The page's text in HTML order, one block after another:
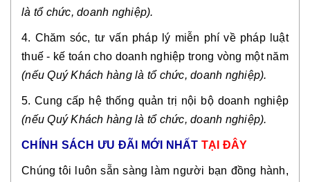
là tổ chức, doanh nghiệp).
4. Chăm sóc, tư vấn pháp lý miễn phí về pháp luật
thuế - kế toán cho doanh nghiệp trong vòng một năm
(nếu Quý Khách hàng là tổ chức, doanh nghiệp).
5. Cung cấp hệ thống quản trị nội bộ doanh nghiệp
(nếu Quý Khách hàng là tổ chức, doanh nghiệp).
CHÍNH SÁCH ƯU ĐÃI MỚI NHẤT TẠI ĐÂY
Chúng tôi luôn sẵn sàng làm người bạn đồng hành,